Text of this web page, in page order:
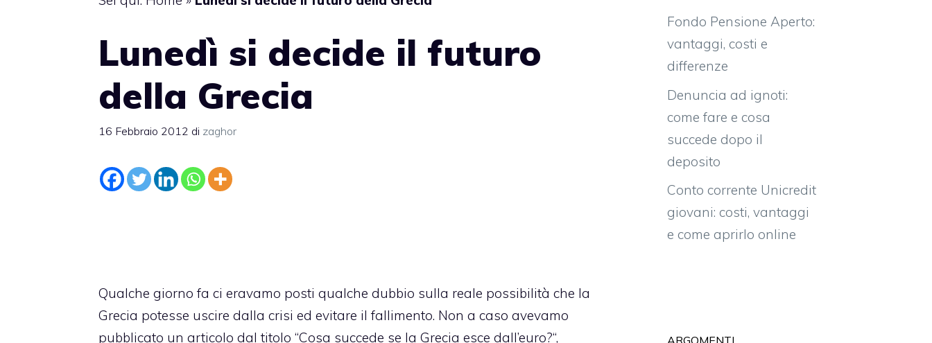
Lunedì si decide il futuro
della Grecia
16 Febbraio 2012 di zaghor
Qualche giorno fa ci eravamo posti qualche dubbio sulla reale possibilità che la
Grecia potesse uscire dalla crisi ed evitare il fallimento. Non a caso avevamo
pubblicato un articolo dal titolo “Cosa succede se la Grecia esce dall’euro?“,
Fondo Pensione Aperto:
vantaggi, costi e
differenze
Denuncia ad ignoti:
come fare e cosa
succede dopo il
deposito
Conto corrente Unicredit
giovani: costi, vantaggi
e come aprirlo online
ARGOMENTI